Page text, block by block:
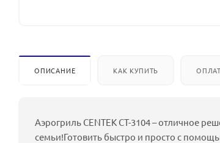
ОПИСАНИЕ КАК КУПИТЬ
Аэрогриль CENTEK CT-3104 – отличное
семьи!Готовить быстро и просто с